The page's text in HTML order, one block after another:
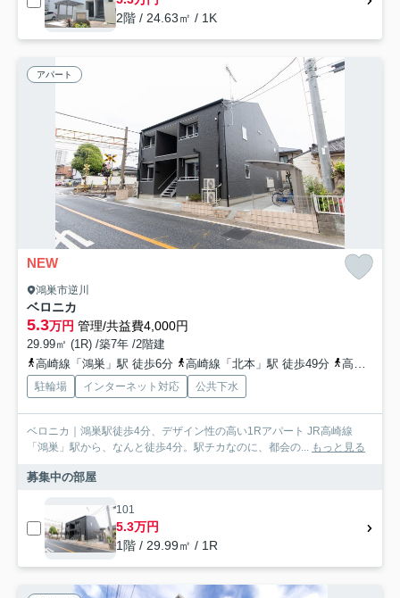
2階 / 24.63㎡ / 1K
アパート
NEW
鴻巣市逆川
ベロニカ
5.3万円 管理/共益費4,000円
29.99㎡ (1R) /築7年 /2階建
高崎線「鴻巣」駅 徒歩6分
高崎線「北本」駅 徒歩49分 高崎線「北鴻巣」駅 徒歩64分
駐輪場 インターネット対応 公共下水
ベロニカ｜鴻巣駅徒歩4分、デザイン性の高い1Rアパート JR高崎線
「鴻巣」駅から、なんと徒歩4分。駅チカなのに、都会の... もっと見る
募集中の部屋
101
5.3万円
1階 / 29.99㎡ / 1R